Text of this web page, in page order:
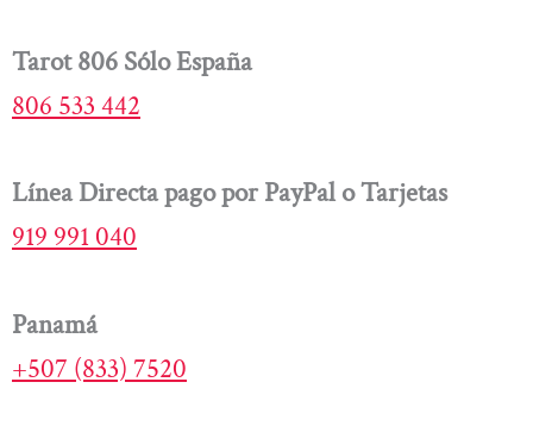
Tarot 806 Sólo España
806 533 442
Línea Directa pago por PayPal o Tarjetas
919 991 040
Panamá
+507 (833) 7520